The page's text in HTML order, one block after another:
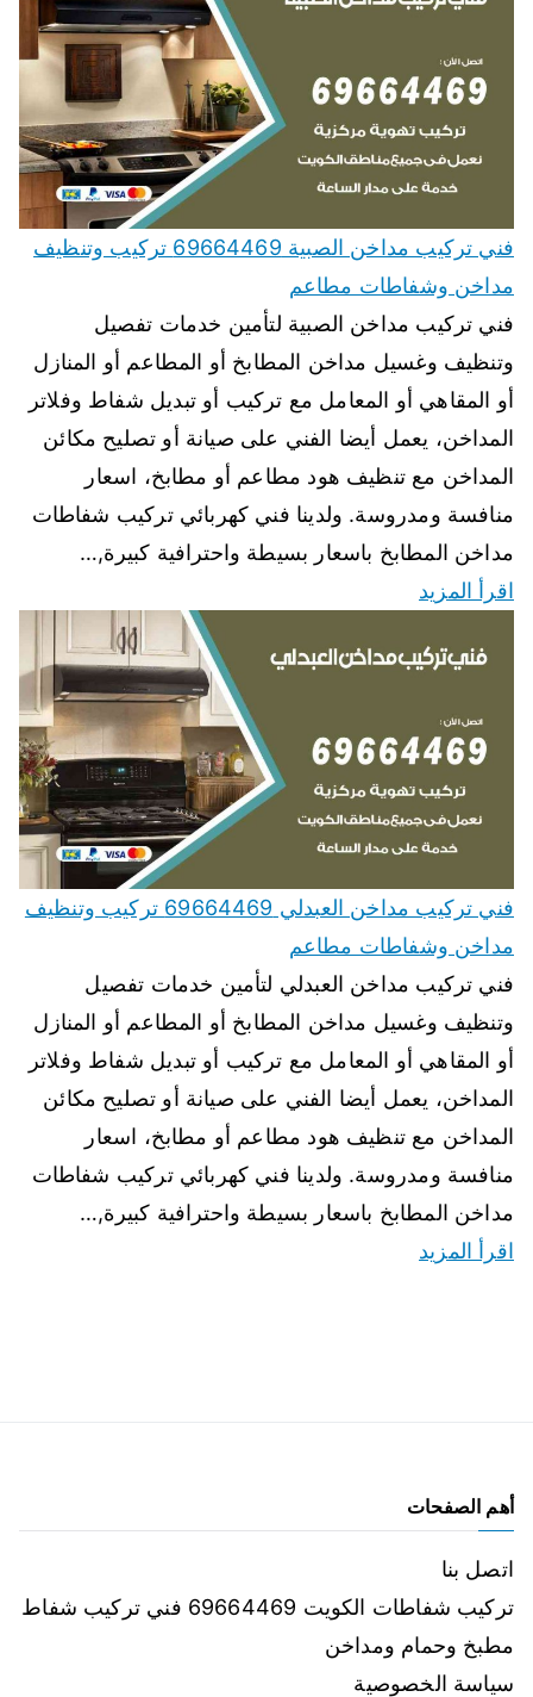
فني تركيب مداخن الصبية 69664469 تركيب وتنظيف
مداخن وشفاطات مطاعم
فني تركيب مداخن الصبية لتأمين خدمات تفصيل
وتنظيف وغسيل مداخن المطابخ أو المطاعم أو المنازل
أو المقاهي أو المعامل مع تركيب أو تبديل شفاط وفلاتر
المداخن، يعمل أيضا الفني على صيانة أو تصليح مكائن
المداخن مع تنظيف هود مطاعم أو مطابخ، اسعار
منافسة ومدروسة. ولدينا فني كهربائي تركيب شفاطات
مداخن المطابخ باسعار بسيطة واحترافية كبيرة,…
اقرأ المزيد
فني تركيب مداخن العبدلي 69664469 تركيب وتنظيف
مداخن وشفاطات مطاعم
فني تركيب مداخن العبدلي لتأمين خدمات تفصيل
وتنظيف وغسيل مداخن المطابخ أو المطاعم أو المنازل
أو المقاهي أو المعامل مع تركيب أو تبديل شفاط وفلاتر
المداخن، يعمل أيضا الفني على صيانة أو تصليح مكائن
المداخن مع تنظيف هود مطاعم أو مطابخ، اسعار
منافسة ومدروسة. ولدينا فني كهربائي تركيب شفاطات
مداخن المطابخ باسعار بسيطة واحترافية كبيرة,…
اقرأ المزيد
أهم الصفحات
اتصل بنا
تركيب شفاطات الكويت 69664469 فني تركيب شفاط
مطبخ وحمام ومداخن
سياسة الخصوصية